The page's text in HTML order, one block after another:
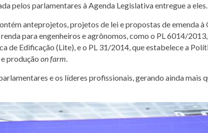
pelos parlamentares à Agenda Legislativa entregue a eles.
anteprojetos, projetos de lei e propostas de emenda
para engenheiros e agrônomos, como o PL 6014/
de Edificação (Lite), e o PL 31/2014, que estabelece a
produção on farm.
e os líderes profissionais, gerando ainda mais